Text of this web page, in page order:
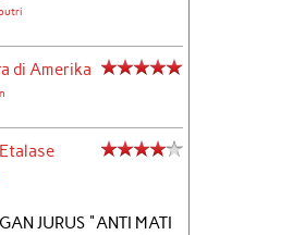
di Amerika
JURUS "ANTI MATI